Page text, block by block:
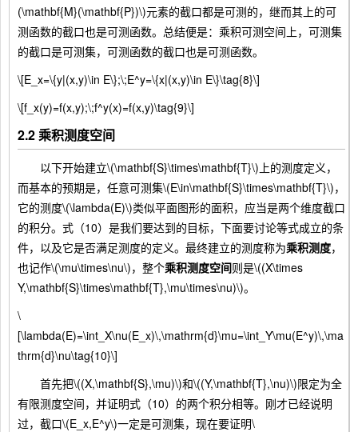
(\mathbf{M}(\mathbf{P})\)元素的截口都是可测的，继而其上的可
测函数的截口也是可测函数。总结便是：乘积可测空间上，可测集
的截口是可测集，可测函数的截口也是可测函数。
\[E_x=\{y|(x,y)\in E\};\;E^y=\{x|(x,y)\in E\}\tag{8}\]
\[f_x(y)=f(x,y);\;f^y(x)=f(x,y)\tag{9}\]
2.2 乘积测度空间
以下开始建立\(\mathbf{S}\times\mathbf{T}\)上的测度定义，
而基本的预期是，任意可测集\(E\in\mathbf{S}\times\mathbf{T}\)，
它的测度\(\lambda(E)\)类似平面图形的面积，应当是两个维度截口
的积分。式（10）是我们要达到的目标，下面要讨论等式成立的条
件，以及它是否满足测度的定义。最终建立的测度称为乘积测度，
也记作\(\mu\times\nu\)，整个乘积测度空间则是\((X\times
Y,\mathbf{S}\times\mathbf{T},\mu\times\nu)\)。
\
[\lambda(E)=\int_X\nu(E_x)\,\mathrm{d}\mu=\int_Y\mu(E^y)\,\ma
thrm{d}\nu\tag{10}\]
首先把\((X,\mathbf{S},\mu)\)和\((Y,\mathbf{T},\nu)\)限定为全
有限测度空间，并证明式（10）的两个积分相等。刚才已经说明
过，截口\(E_x,E^y\)一定是可测集，现在要证明\